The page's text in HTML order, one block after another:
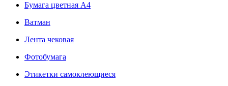
Бумага цветная А4
Ватман
Лента чековая
Фотобумага
Этикетки самоклеющиеся